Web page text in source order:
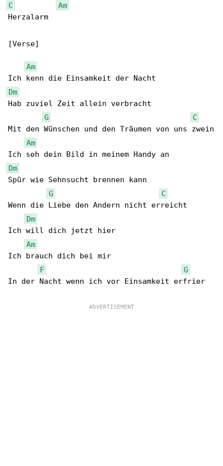
C
Am
Herzalarm
[Verse]
Am
Dm
Hab zuviel Zeit allein verbracht
G
C
Mit den Wünschen und den Träumen von uns zwein
Am
Dm
Spür wie Sehnsucht brennen kann
G
C
Wenn die Liebe den Andern nicht erreicht
Dm
Ich will dich jetzt hier
Am
Ich brauch dich bei mir
F
G
In der Nacht wenn ich vor Einsamkeit erfrier